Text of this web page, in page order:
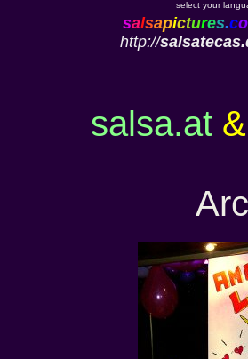
select your
salsapictures.co
http://
salsa.at&